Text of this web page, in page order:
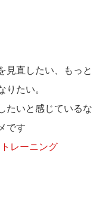
見直したい、もっと
りたい。
たいと感じているな
です
レーニング